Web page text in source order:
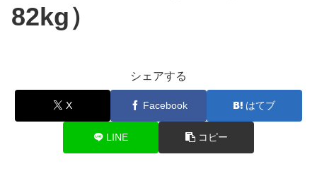
82kg）
シェアする
X Facebook はてブ
LINE コピー